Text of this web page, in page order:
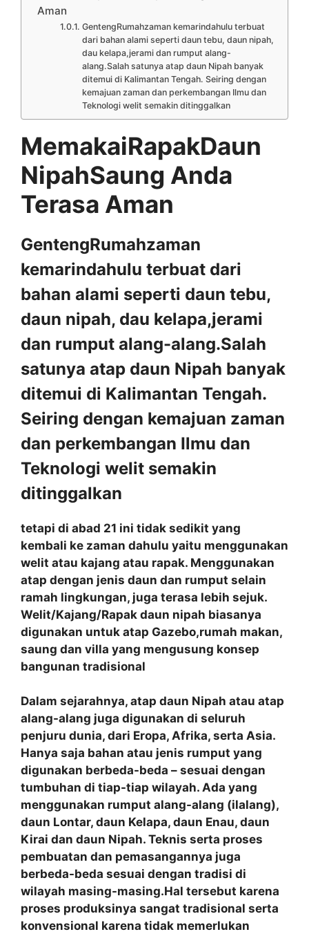
Aman
GentengRumahzaman kemarindahulu terbuat
dari bahan alami seperti daun tebu, daun nipah,
dau kelapa,jerami dan rumput alang-
alang.Salah satunya atap daun Nipah banyak
ditemui di Kalimantan Tengah. Seiring dengan
kemajuan zaman dan perkembangan Ilmu dan
Teknologi welit semakin ditinggalkan
MemakaiRapakDaun
NipahSaung Anda
Terasa Aman
GentengRumahzaman
kemarindahulu terbuat dari
bahan alami seperti daun tebu,
daun nipah, dau kelapa,jerami
dan rumput alang-alang.Salah
satunya atap daun Nipah banyak
ditemui di Kalimantan Tengah.
Seiring dengan kemajuan zaman
dan perkembangan Ilmu dan
Teknologi welit semakin
ditinggalkan
tetapi di abad 21 ini tidak sedikit yang
kembali ke zaman dahulu yaitu menggunakan
welit atau kajang atau rapak. Menggunakan
atap dengan jenis daun dan rumput selain
ramah lingkungan, juga terasa lebih sejuk.
Welit/Kajang/Rapak daun nipah biasanya
digunakan untuk atap Gazebo,rumah makan,
saung dan villa yang mengusung konsep
bangunan tradisional
Dalam sejarahnya, atap daun Nipah atau atap
alang-alang juga digunakan di seluruh
penjuru dunia, dari Eropa, Afrika, serta Asia.
Hanya saja bahan atau jenis rumput yang
digunakan berbeda-beda – sesuai dengan
tumbuhan di tiap-tiap wilayah. Ada yang
menggunakan rumput alang-alang (ilalang),
daun Lontar, daun Kelapa, daun Enau, daun
Kirai dan daun Nipah. Teknis serta proses
pembuatan dan pemasangannya juga
berbeda-beda sesuai dengan tradisi di
wilayah masing-masing.Hal tersebut karena
proses produksinya sangat tradisional serta
konvensional karena tidak memerlukan